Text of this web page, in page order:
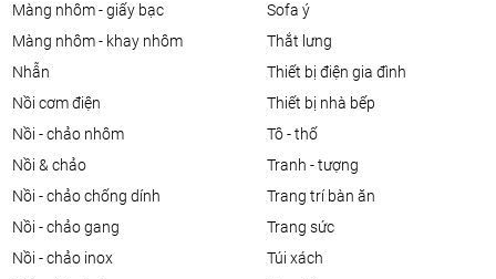
màng nhôm - giấy bạc
màng nhôm - khay nhôm
nhẫn
nồi cơm điện
nồi - chảo nhôm
nồi & chảo
nồi - chảo chống dính
nồi - chảo gang
nồi - chảo inox
sofa ý
thắt lưng
thiết bị điện gia đình
thiết bị nhà bếp
tô - thố
tranh - tượng
trang trí bàn ăn
trang sức
túi xách